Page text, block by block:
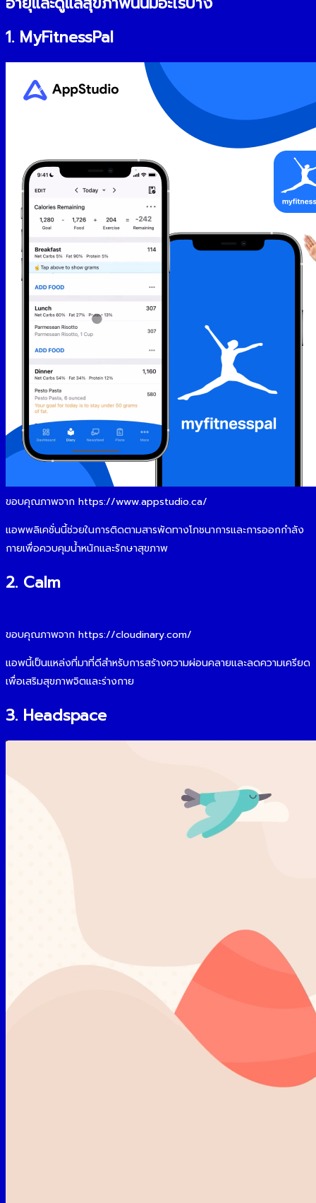
1. MyFitnessPal
ขอบคุณภาพจาก https://www.appstudio.ca/
แอพพลิเคชั่นนี้ช่วยในการติดตามสารพัดทางโภชนาการและการออกกำลัง
กายเพื่อควบคุมน้ำหนักและรักษาสุขภาพ
2. Calm
ขอบคุณภาพจาก https://cloudinary.com/
แอพนี้เป็นแหล่งที่มาที่ดีสำหรับการสร้างความผ่อนคลายและลดความเครียด
เพื่อเสริมสุขภาพจิตและร่างกาย
3. Headspace